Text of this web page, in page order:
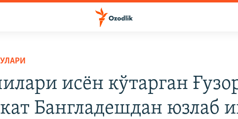
исëн кўтарган
Бангладешдан юзлаб